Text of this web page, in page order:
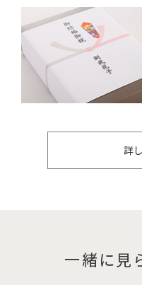
詳
一緒に見